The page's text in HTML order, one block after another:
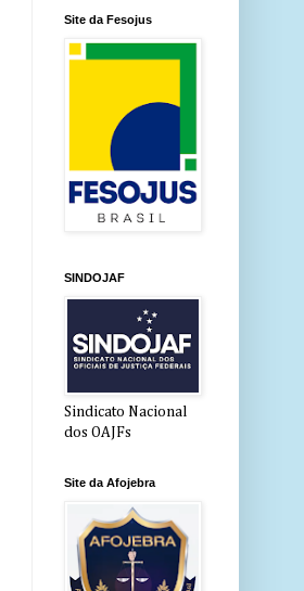
Site da Fesojus
SINDOJAF
Sindicato Nacional
dos OAJFs
Site da Afojebra